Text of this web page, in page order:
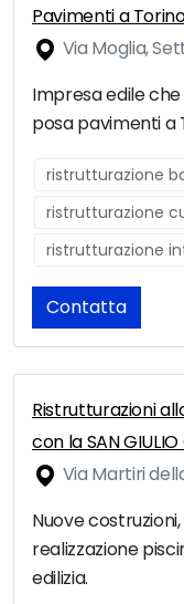
Pavimenti a
Via Moglia,
Impresa edile
posa pavimenti a
ristrutturazione
ristrutturazione
ristrutturazione
Contatta
Ristrutturazioni
con la SAN GIULIO
Via Martiri
Nuove
realizzazione
edilizia.